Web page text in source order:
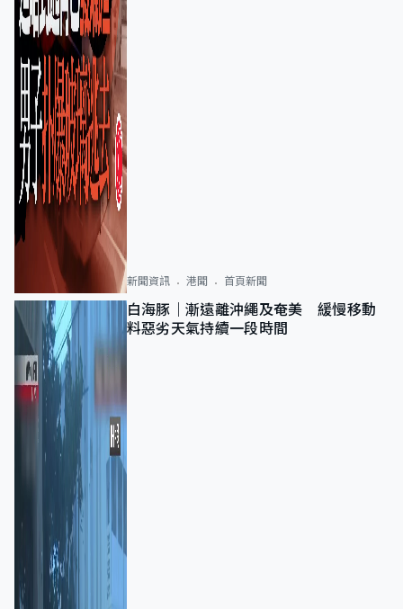
新聞資訊 港聞 首頁新聞
白海豚｜漸遠離沖繩及奄美 緩慢移動
料惡劣天氣持續一段時間